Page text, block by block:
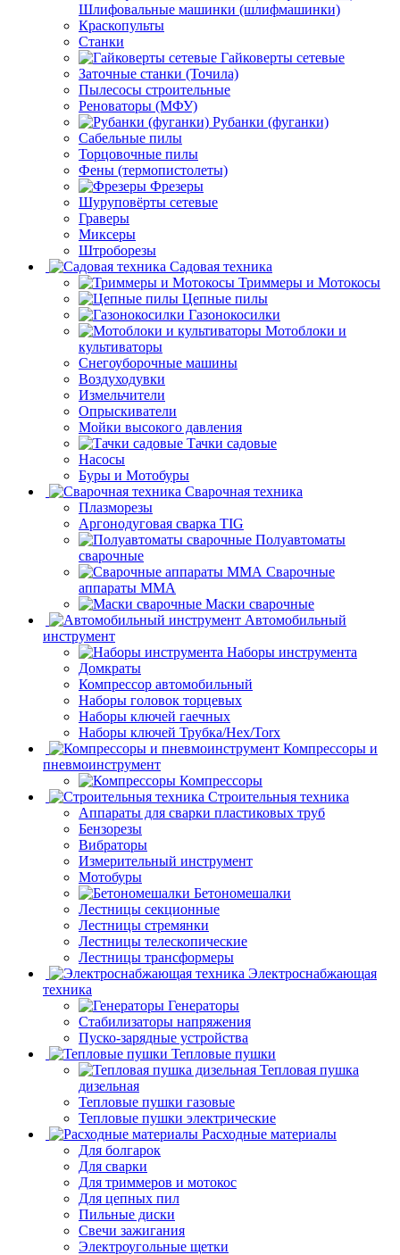
Шлифовальные машинки (шлифмашинки)
Краскопульты
Станки
Гайковерты сетевые
Заточные станки (Точила)
Пылесосы строительные
Реноваторы (МФУ)
Рубанки (фуганки)
Сабельные пилы
Торцовочные пилы
Фены (термопистолеты)
Фрезеры
Шуруповёрты сетевые
Граверы
Миксеры
Штроборезы
Садовая техника
Триммеры и Мотокосы
Цепные пилы
Газонокосилки
Мотоблоки и
культиваторы
Снегоуборочные машины
Воздуходувки
Измельчители
Опрыскиватели
Мойки высокого давления
Тачки садовые
Насосы
Буры и Мотобуры
Сварочная техника
Плазморезы
Аргонодуговая сварка TIG
Полуавтоматы
сварочные
Сварочные
аппараты ММА
Маски сварочные
Автомобильный
инструмент
Наборы инструмента
Домкраты
Компрессор автомобильный
Наборы головок торцевых
Наборы ключей гаечных
Наборы ключей Трубка/Hex/Torx
Компрессоры и
пневмоинструмент
Компрессоры
Строительныя техника
Аппараты для сварки пластиковых труб
Бензорезы
Вибраторы
Измерительный инструмент
Мотобуры
Бетономешалки
Лестницы секционные
Лестницы стремянки
Лестницы телескопические
Лестницы трансформеры
Электроснабжающая
техника
Генераторы
Стабилизаторы напряжения
Пуско-зарядные устройства
Тепловые пушки
Тепловая пушка
дизельная
Тепловые пушки газовые
Тепловые пушки электрические
Расходные материалы
Для болгарок
Для сварки
Для триммеров и мотокос
Для цепных пил
Пильные диски
Свечи зажигания
Электроугольные щетки